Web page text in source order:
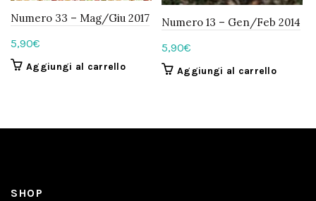
Numero 33 – Mag/Giu 2017
5,90€
Aggiungi al carrello
Numero 13 – Gen/Feb 2014
5,90€
Aggiungi al carrello
SHOP